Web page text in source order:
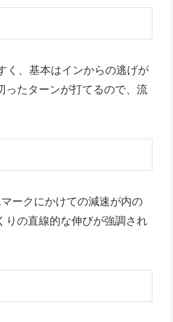
く、基本はインからの逃げが
ったターンが打てるので、流
ークにかけての減速が内の
りの直線的な伸びが強調され